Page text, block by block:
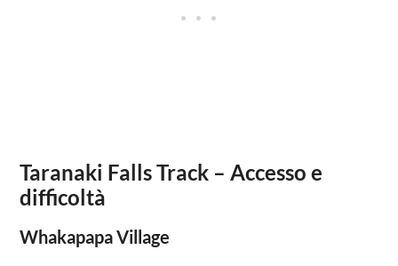
Taranaki Falls Track – Accesso e
difficoltà
Whakapapa Village